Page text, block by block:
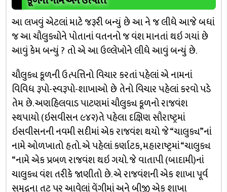
આ લખવું એટલાં માટે જરૂરી બન્યું છે આ ને જ લીધે આજે બધાં
જ આ ચૌલુક્યોને પોતાનાં વતનનો જ વંશ માનતાં થઇ ગયાં છે
આવું કેમ બન્યું ? તો એ આ ઉલ્લેખોને લીધે આવું બન્યું છે.
ચૌલુક્ય કૂળની ઉત્પત્તિનો વિચાર કરતાં પહેલાં એ નામનાં
વિવિધ રૂપો-સ્વરૂપો-શાખાઓ છે તેનો વિચાર પહેલાં કરવો પડે
તેમ છે. અણહિલવાડ પાટણમાં ચૌલુક્ય કૂળનો રાજવંશ
સ્થપાયો (ઇસવીસન ૯૪૨)તે પહેલા દક્ષિણ સૌરાષ્ટ્રમાં
ઇસવીસનની નવમી સદીમાં એક રાજવંશ થયો જે “ચાલુક્ય”નાં
નામે ઓળખાતો હતો. એ પહેલાં કર્ણાટક, મહારાષ્ટ્રમાં “ચાલુક્ય
“નામે એક પ્રબળ રાજવંશ થઇ ગયો. જે વાતાપી (બાદામી)નાં
ચાલુક્ય વંશ તરીકે જાણીતો છે. એ રાજવંશની એક શાખા પૂર્વ
સમુદ્રના તટ પર આવેલાં વેંગીમાં અને બીજી એક શાખા